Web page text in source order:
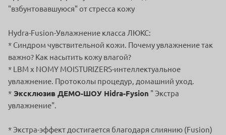
"взбунтовавшуюся" от стресса кожу
Hydra-Fusion-Увлажнение класса ЛЮКС:
* Синдром чувствительной кожи. Почему увлажнение так
важно? Как насытить кожу влагой?
* LBM x NOMY MOISTURIZERS-интеллектуальное
увлажнение. Протоколы процедур, домашний уход.
* Эксклюзив ДЕМО-ШОУ Hidra-Fysion " Экстра
увлажнение".
* Экстра-эффект достигается благодаря слиянию (Fusion)